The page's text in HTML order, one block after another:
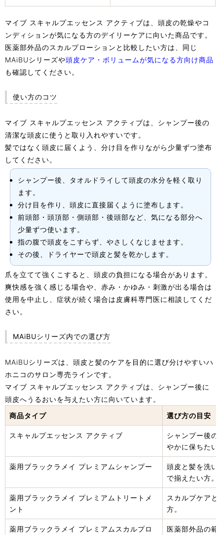
マイブ スキャルプエッセンス アクティブは、頭皮の乾燥やコ
ンディションが気になる方のデイリーケアに向いた商品です。
医薬部外品のスカルプローションと比較したい方は、同じ
MAiBUシリーズや頭皮ケア・ボリュームが気になる方向け商品
も確認してください。
使い方のコツ
マイブ スキャルプエッセンス アクティブは、シャンプー後の
清潔な頭皮に使うと取り入れやすいです。
髪ではなく頭皮に届くよう、分け目を作りながら少量ずつ塗布
してください。
シャンプー後、タオルドライして頭皮の水分を軽く取り
ます。
分け目を作り、頭皮に直接届くように塗布します。
前頭部・頭頂部・側頭部・後頭部など、気になる部分へ
少量ずつ使います。
指の腹で頭皮をこすらず、やさしくなじませます。
その後、ドライヤーで頭皮と髪を乾かします。
爪を立てて強くこすると、頭皮の負担になる場合があります。
爽快感を強く感じる場合や、赤み・かゆみ・刺激が出る場合は
使用を中止し、症状が続く場合は皮膚科専門医に相談してくだ
さい。
MAiBUシリーズ内での選び方
MAiBUシリーズは、頭皮と髪のケアを目的に選び分けやすいハ
ホニコのサロン専売ラインです。
マイブ スキャルプエッセンス アクティブは、シャンプー後に
頭皮へうるおいを与えたい方に向いています。
商品タイプ
選び方の目安
スキャルプエッセンス アクティブ
シャンプー後
やかに保ちたい
薬用ブラックラメイ プレミアムシャンプー
頭皮と髪を洗
で揃えたい方。
薬用ブラックラメイ プレミアムトリートメ
ント
スカルプケア
方。
薬用ブラックラメイ プレミアムスカルプロ
医薬部外品の